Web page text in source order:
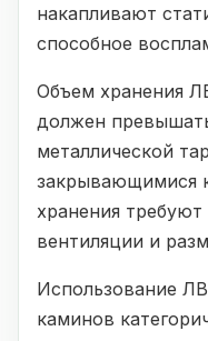
накапливают
способное
Объем хранения
должен
металлической
закрывающимися
хранения
вентиляции и
Использование
каминов